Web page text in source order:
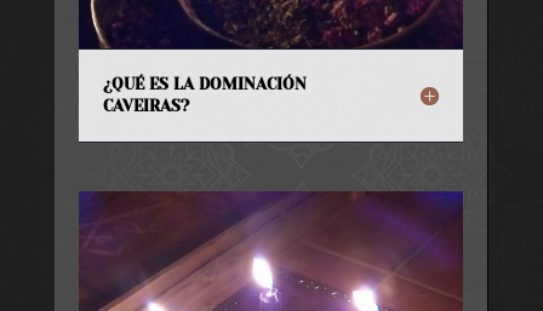
¿QUÉ ES LA DOMINACIÓN
CAVEIRAS?